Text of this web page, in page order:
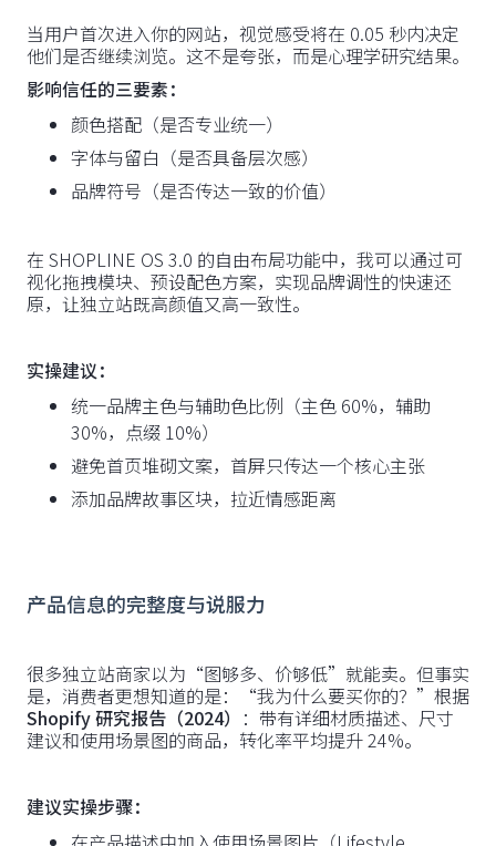
当用户首次进入你的网站，视觉感受将在 0.05 秒内决定
他们是否继续浏览。这不是夸张，而是心理学研究结果。
影响信任的三要素：
颜色搭配（是否专业统一）
字体与留白（是否具备层次感）
品牌符号（是否传达一致的价值）
在 SHOPLINE OS 3.0 的自由布局功能中，我可以通过可
视化拖拽模块、预设配色方案，实现品牌调性的快速还
原，让独立站既高颜值又高一致性。
实操建议：
统一品牌主色与辅助色比例（主色 60%，辅助
30%，点缀 10%）
避免首页堆砌文案，首屏只传达一个核心主张
添加品牌故事区块，拉近情感距离
产品信息的完整度与说服力
很多独立站商家以为“图够多、价够低”就能卖。但事实
是，消费者更想知道的是：“我为什么要买你的？”根据
Shopify 研究报告（2024） ：带有详细材质描述、尺寸
建议和使用场景图的商品，转化率平均提升 24%。
建议实操步骤：